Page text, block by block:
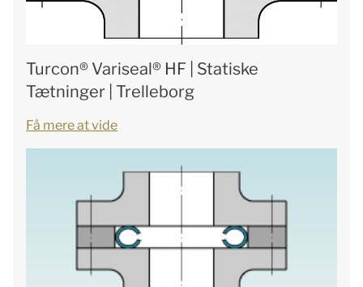
Turcon® Variseal® HF | Statiske
Tætninger | Trelleborg
Få mere at vide